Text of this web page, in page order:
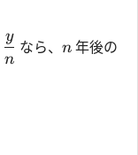
n
y
なら、n 年後の